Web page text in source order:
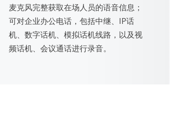
麦克风完整获取在场人员的语音信息；
可对企业办公电话，包括中继、IP话
机、数字话机、模拟话机线路，以及视
频话机、会议通话进行录音。